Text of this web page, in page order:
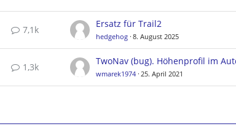
7,1k
Ersatz für Trail2
hedgehog 8. August 2025
1,3k
wmarek1974 25. April 2021